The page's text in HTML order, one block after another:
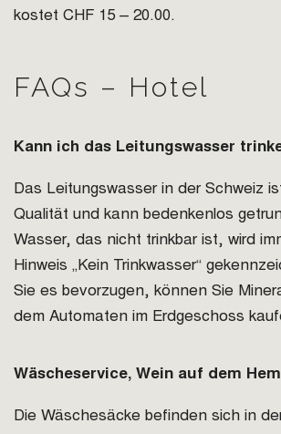
kostet CHF 15 – 20.00.
FAQs – Hotel
Kann ich das Leitungswasser
Das Leitungswasser in der Schweiz
Qualität und kann bedenkenlos
Wasser, das nicht trinkbar ist, wird
Hinweis „Kein Trinkwasser“
Sie es bevorzugen, können Sie
dem Automaten im Erdgeschoss
Wäscheservice, Wein auf dem
Die Wäschesäcke befinden sich in